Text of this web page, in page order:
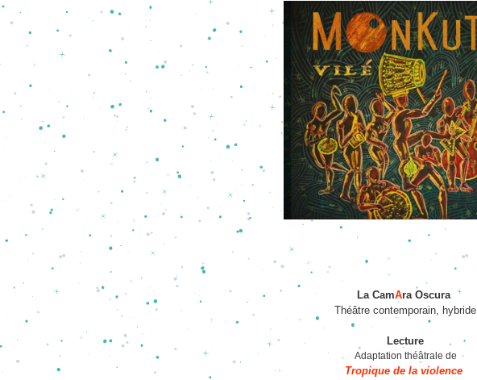
La CamAra Oscura
Théâtre contemporain, hybride
Lecture
Adaptation théâtrale de
Tropique de la violence